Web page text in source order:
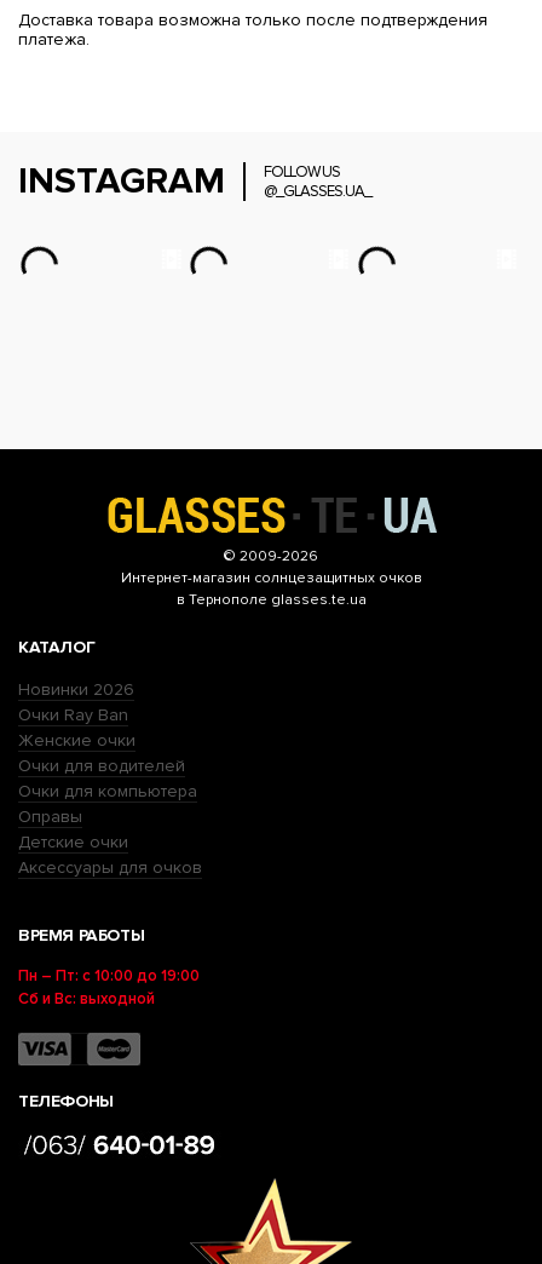
Доставка товара возможна только после подтверждения
платежа.
INSTAGRAM
FOLLOW US
@_GLASSES.UA_
© 2009-2026
Интернет-магазин солнцезащитных очков
в Тернополе glasses.te.ua
КАТАЛОГ
Новинки 2026
Очки Ray Ban
Женские очки
Очки для водителей
Очки для компьютера
Оправы
Детские очки
Аксессуары для очков
ВРЕМЯ РАБОТЫ
Пн – Пт: с 10:00 до 19:00
Сб и Вс: выходной
ТЕЛЕФОНЫ